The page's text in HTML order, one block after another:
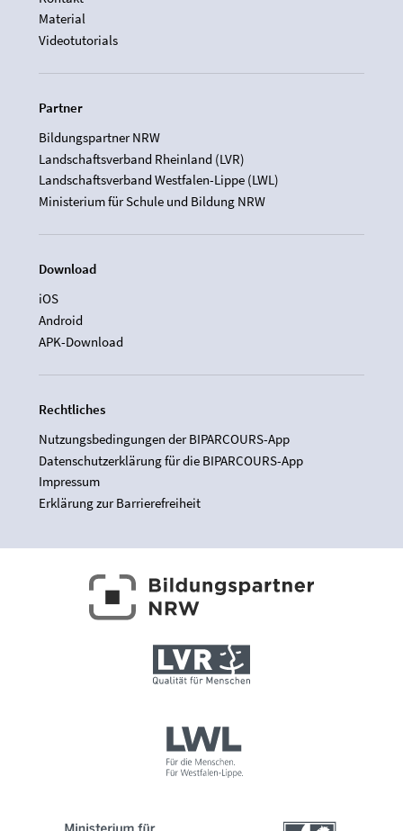
Material
Videotutorials
Partner
Bildungspartner NRW
Landschaftsverband Rheinland (LVR)
Landschaftsverband Westfalen-Lippe (LWL)
Ministerium für Schule und Bildung NRW
Download
iOS
Android
APK-Download
Rechtliches
Nutzungsbedingungen der BIPARCOURS-App
Datenschutzerklärung für die BIPARCOURS-App
Impressum
Erklärung zur Barrierefreiheit